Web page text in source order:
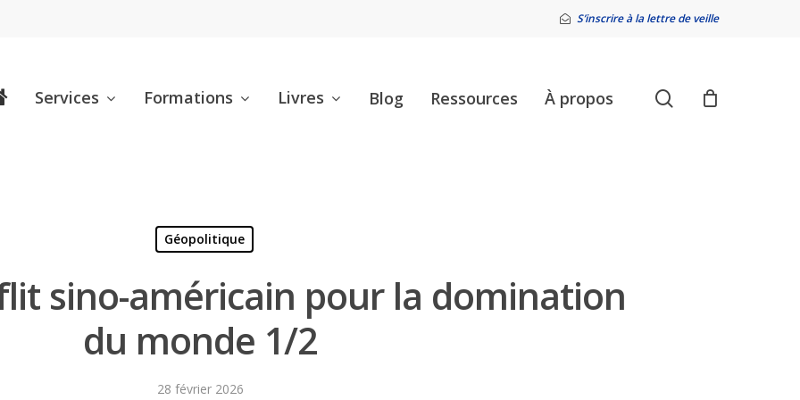
S’inscrire à la lettre de veille
Services Formations Livres Blog Ressources À propos search
Géopolitique
sino-américain pour la domination
du monde 1/2
28 février 2026